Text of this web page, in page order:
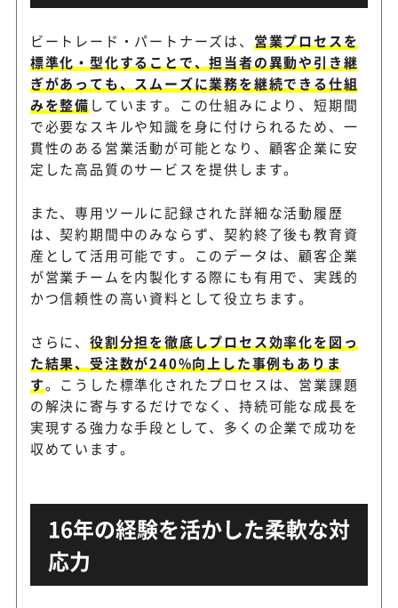
ビートレード・パートナーズは、 営業プロセスを
標準化・型化することで、担当者の異動や引き継
ぎがあっても、スムーズに業務を継続できる仕組
みを整備しています。この仕組みにより、短期間
で必要なスキルや知識を身に付けられるため、一
貫性のある営業活動が可能となり、顧客企業に安
定した高品質のサービスを提供します。
また、専用ツールに記録された詳細な活動履歴
は、契約期間中のみならず、契約終了後も教育資
産として活用可能です。このデータは、顧客企業
が営業チームを内製化する際にも有用で、実践的
かつ信頼性の高い資料として役立ちます。
さらに、役割分担を徹底しプロセス効率化を図っ
た結果、受注数が240%向上した事例もありま
す。こうした標準化されたプロセスは、営業課題
の解決に寄与するだけでなく、持続可能な成長を
実現する強力な手段として、多くの企業で成功を
収めています。
16年の経験を活かした柔軟な対
応力